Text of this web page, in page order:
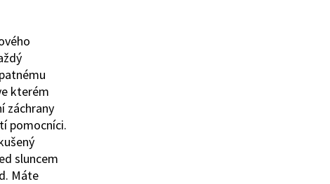
kterém
záchrany
pomocníci.
sluncem
Máte